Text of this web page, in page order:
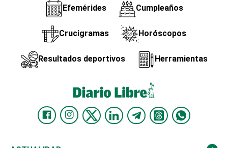
Efemérides Cumpleaños
Crucigramas Horóscopos
Resultados deportivos Herramientas